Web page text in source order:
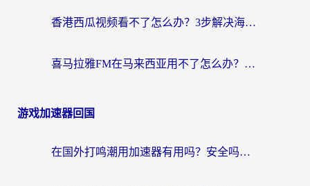
香港西瓜视频看不了怎么办？3步解决海外追剧难题，附靠谱加速器推荐
喜马拉雅FM在马来西亚用不了怎么办？海外华人亲测有效的回国加速指南
游戏加速器回国
在国外打鸣潮用加速器有用吗？安全吗？海外玩家国服游戏加速全指南